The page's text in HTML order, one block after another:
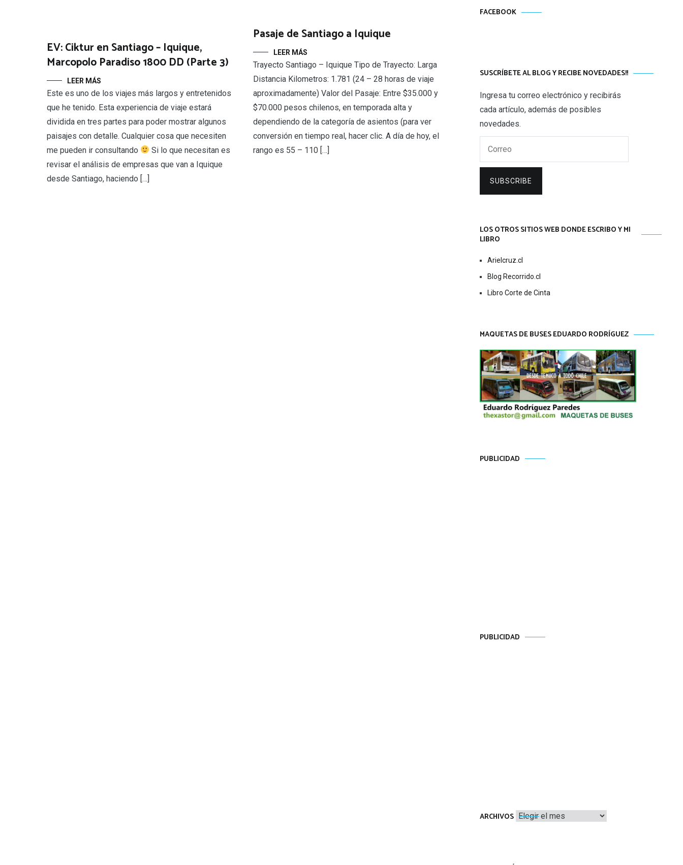
EV: Ciktur en Santiago – Iquique,
Marcopolo Paradiso 1800 DD (Parte 3)
LEER MÁS
Este es uno de los viajes más largos y entretenidos
que he tenido. Esta experiencia de viaje estará
dividida en tres partes para poder mostrar algunos
paisajes con detalle. Cualquier cosa que necesiten
me pueden ir consultando
Si lo que necesitan es
revisar el análisis de empresas que van a Iquique
desde Santiago, haciendo […]
Pasaje de Santiago a Iquique
LEER MÁS
Trayecto Santiago – Iquique Tipo de Trayecto: Larga
Distancia Kilometros: 1.781 (24 – 28 horas de viaje
aproximadamente) Valor del Pasaje: Entre $35.000 y
$70.000 pesos chilenos, en temporada alta y
dependiendo de la categoría de asientos (para ver
conversión en tiempo real, hacer clic. A día de hoy, el
rango es 55 – 110 […]
FACEBOOK
SUSCRÍBETE AL BLOG Y RECIBE NOVEDADES!!
Ingresa tu correo electrónico y recibirás
cada artículo, además de posibles
novedades.
SUBSCRIBE
LOS OTROS SITIOS WEB DONDE ESCRIBO Y MI
LIBRO
Arielcruz.cl
Blog Recorrido.cl
Libro Corte de Cinta
MAQUETAS DE BUSES EDUARDO RODRÍGUEZ
PUBLICIDAD
PUBLICIDAD
ARCHIVOS Archivos